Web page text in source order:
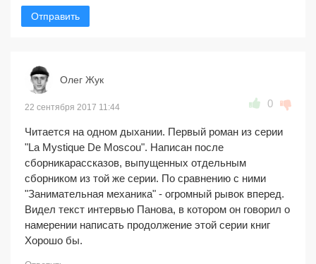
Отправить
Олег Жук
22 сентября 2017 11:44 0
Читается на одном дыхании. Первый роман из серии
"La Mystique De Moscou". Написан после
сборникарассказов, выпущенных отдельным
сборником из той же серии. По сравнению с ними
"Занимательная механика" - огромный рывок вперед.
Видел текст интервью Панова, в котором он говорил о
намерении написать продолжение этой серии книг
Хорошо бы.